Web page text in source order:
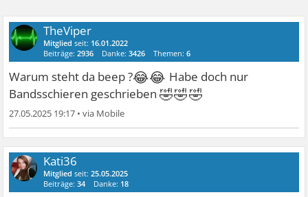
TheViper
Mitglied seit: 16.01.2022
Beiträge:2936 Danke:3426 Themen:6
Warum steht da beep ?😂😂 Habe doch nur
Bandsschieren geschrieben🤣🤣🤣
27.05.2025 19:17 •
Kati36
Mitglied seit:25.05.2025
Beiträge:34 Danke: 18